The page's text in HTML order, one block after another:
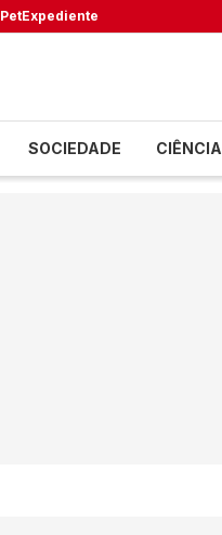
PetExpediente
SOCIEDADE CIÊNCIA